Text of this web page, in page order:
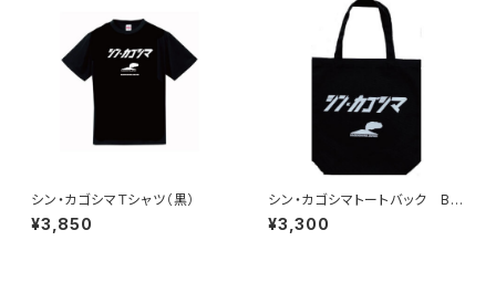
シン・カゴシマＴシャツ（黒）
¥3,850
シン・カゴシマトートバック BL
ACK
¥3,300